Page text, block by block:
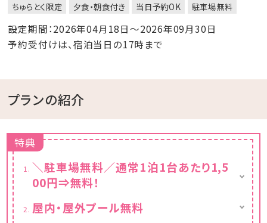
ちゅらとく限定 夕食・朝食付き 当日予約OK 駐車場無料
設定期間：2026年04月18日～2026年09月30日
予約受付けは、宿泊当日の17時まで
プランの紹介
特典
＼駐車場無料／通常1泊1台あたり1,5
00円⇒無料！
く限定プランでは無料にてご利用いただけま
屋内・屋外プール無料